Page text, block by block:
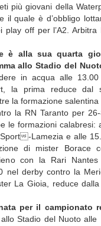
più giovani della
il quale è d’obbligo
off per l’A2. Arbitra
è alla sua quarta
allo Stadio del
in acqua alle 13.00
la prima reduce dal
la formazione salentina
la RN Taranto per
le formazioni calabresi:
-Lamezia e alle
di mister Borace
con la Rari Nantes
nel derby contro la
La Gioia, reduce
per il campionato
Stadio del Nuoto alle